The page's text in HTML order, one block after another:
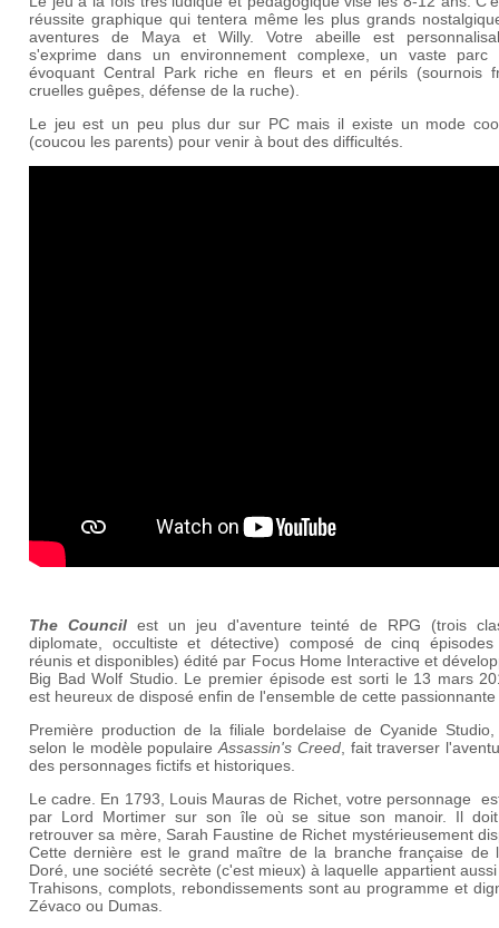
réussite graphique qui tentera même les plus grands
aventures de Maya et Willy. Votre abeille est
s'exprime dans un environnement complexe, un vaste parc
évoquant Central Park riche en fleurs et en périls (sournois
cruelles guêpes, défense de la ruche).
Le jeu est un peu plus dur sur PC mais il existe un mode
(coucou les parents) pour venir à bout des difficultés.
The Councilest un jeu d'aventure teinté de RPG (trois
diplomate, occultiste et détective) composé de cinq
réunis et disponibles) édité par Focus Home Interactive et
Big Bad Wolf Studio. Le premier épisode est sorti le 13 mars
est heureux de disposé enfin de l'ensemble de cette
Première production de la filiale bordelaise de Cyanide
selon le modèle populaireAssassin's Creed, fait traverser
des personnages fictifs et historiques.
Le cadre. En 1793, Louis Mauras de Richet, votre personnage
par Lord Mortimer sur son île où se situe son manoir. Il
retrouver sa mère, Sarah Faustine de Richet mystérieusement
Cette dernière est le grand maître de la branche française de
Doré, une société secrète (c'est mieux) à laquelle appartient
Trahisons, complots, rebondissements sont au programme et
Zévaco ou Dumas.